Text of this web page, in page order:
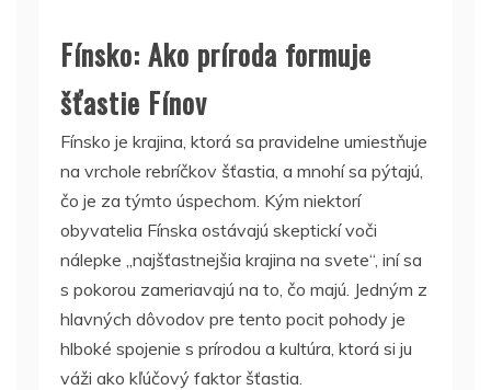
Fínsko: Ako príroda formuje
šťastie Fínov
Fínsko je krajina, ktorá sa pravidelne umiestňuje
na vrchole rebríčkov šťastia, a mnohí sa pýtajú,
čo je za týmto úspechom. Kým niektorí
obyvatelia Fínska ostávajú skeptickí voči
nálepke „najšťastnejšia krajina na svete“, iní sa
s pokorou zameriavajú na to, čo majú. Jedným z
hlavných dôvodov pre tento pocit pohody je
hlboké spojenie s prírodou a kultúra, ktorá si ju
váži ako kľúčový faktor šťastia.